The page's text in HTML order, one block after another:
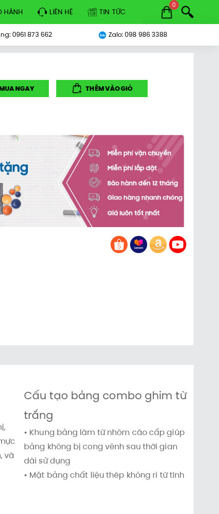
HÀNH LIÊN HỆ TIN TỨC
0
0961 873 662 Zalo: 098 986 3388
NGAY THÊM VÀO GIỎ
và
Cấu tạo bảng combo ghim từ
trắng
• Khung bảng làm từ nhôm cáo cấp giúp
bảng không bị cong vênh sau thời gian
dài sử dụng
• Mặt bảng chất liệu thép không ri từ tính